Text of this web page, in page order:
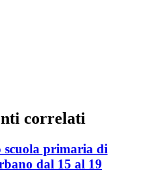
correlati
scuola primaria di
dal 15 al 19